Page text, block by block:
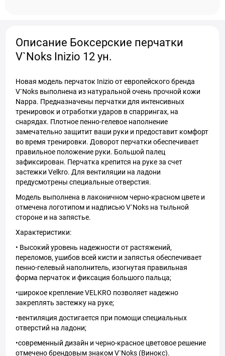
Описание Боксерские перчатки
V`Noks Inizio 12 ун.
Новая модель перчаток Inizio от европейского бренда
V`Noks выполнена из натуральной очень прочной кожи
Nappa. Предназначены перчатки для интенсивных
тренировок и отработки ударов в спаррингах, на
снарядах. Плотное пенно-гелевое наполнение
замечательно защитит ваши руки и предоставит комфорт
во время тренировки. Доворот перчатки обеспечивает
правильное положение руки. Большой палец
зафиксирован. Перчатка крепится на руке за счет
застежки Velkro. Для вентиляции на ладони
предусмотрены специальные отверстия.
Модель выполнена в лаконичном черно-красном цвете и
отмечена логотипом и надписью V`Noks на тыльной
стороне и на запястье.
Характеристики:
• Высокий уровень надежности от растяжений,
переломов, ушибов всей кисти и запястья обеспечивает
пенно-гелевый наполнитель, изогнутая правильная
форма перчаток и фиксация большого пальца;
•широкое крепление VELKRO позволяет надежно
закреплять застежку на руке;
•вентиляция достигается при помощи специальных
отверстий на ладони;
•современный дизайн и черно-красное цветовое решение
отмечено брендовым знаком V`Noks (Винокс).